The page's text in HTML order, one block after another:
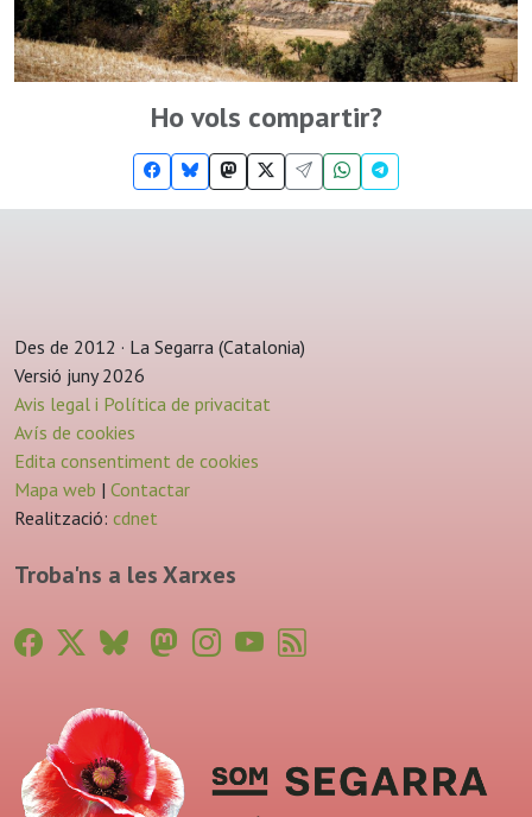
Ho vols compartir?
Des de 2012 · La Segarra (Catalonia)
Versió juny 2026
Avis legal i Política de privacitat
Avís de cookies
Edita consentiment de cookies
Mapa web | Contactar
Realització: cdnet
Troba'ns a les Xarxes